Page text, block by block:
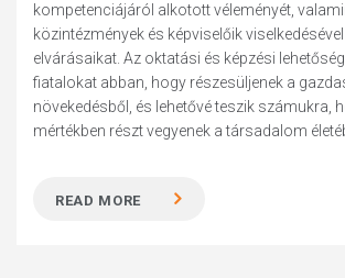
kompetenciájáról alkotott véleményét,
közintézmények és képviselőik
elvárásaikat. Az oktatási és képzési
fiatalokat abban, hogy részesüljenek a
növekedésből, és lehetővé teszik számukra,
mértékben részt vegyenek a társadalom
READ MORE